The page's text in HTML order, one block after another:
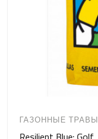
ГАЗОННЫЕ ТРАВЫ